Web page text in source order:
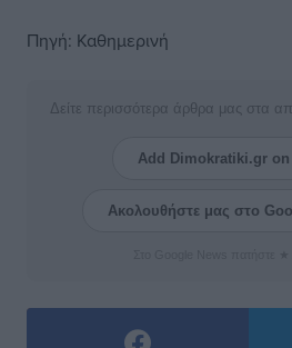
Πηγή: Καθημερινή
Δείτε περισσότερα άρθρα μας στα
Add Dimokratiki.gr
Ακολουθήστε μας στο